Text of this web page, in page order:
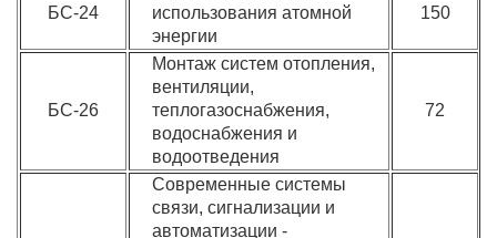
БС-24
использования атомной
энергии
150
БС-26
Монтаж систем отопления,
вентиляции,
теплогазоснабжения,
водоснабжения и
водоотведения
72
Современные системы
связи, сигнализации и
автоматизации -